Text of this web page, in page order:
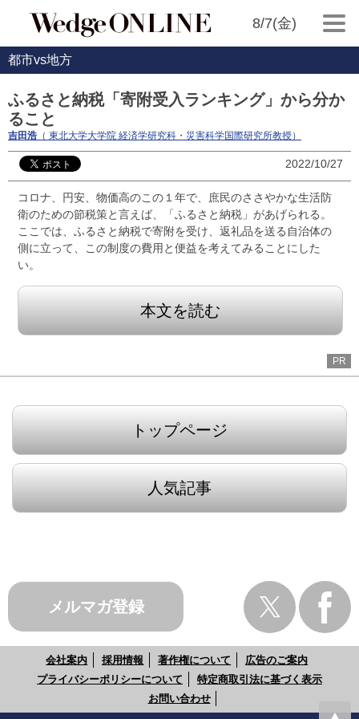
8/7(金)
都市vs地方
ふるさと納税「寄附受入ランキング」から分か
ること
吉田浩 （ 東北大学大学院 経済学研究科・災害科学国際研究所教授）
2022/10/27
コロナ、円安、物価高のこの１年で、庶民のささやかな生活防
衛のための節税策と言えば、「ふるさと納税」があげられる。
ここでは、ふるさと納税で寄附を受け、返礼品を送る自治体の
側に立って、この制度の費用と便益を考えてみることにした
い。
本文を読む
PR
トップページ
人気記事
メルマガ登録
会社案内 採用情報 著作権について
広告のご案内
プライバシーポリシーについて
特定商取引法に基づく表示
お問い合わせ